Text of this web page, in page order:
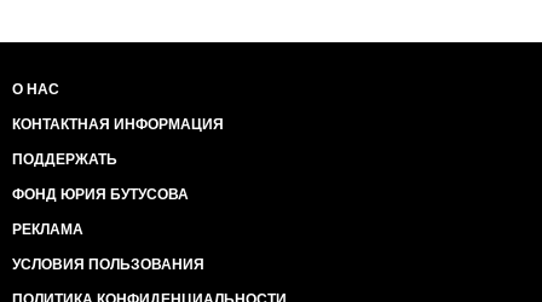
О НАС
КОНТАКТНАЯ ИНФОРМАЦИЯ
ПОДДЕРЖАТЬ
ФОНД ЮРИЯ БУТУСОВА
РЕКЛАМА
УСЛОВИЯ ПОЛЬЗОВАНИЯ